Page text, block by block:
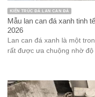
KIẾN TRÚC ĐÁ LAN CAN ĐÁ
Mẫu lan can đá xanh tinh
2026
Lan can đá xanh là một
rất được ưa chuộng nhờ